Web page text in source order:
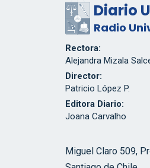
Diario
Radio
Rectora:
Alejandra Mizala
Director:
Patricio López P.
Editora Diario:
Joana Carvalho
Miguel Claro 509,